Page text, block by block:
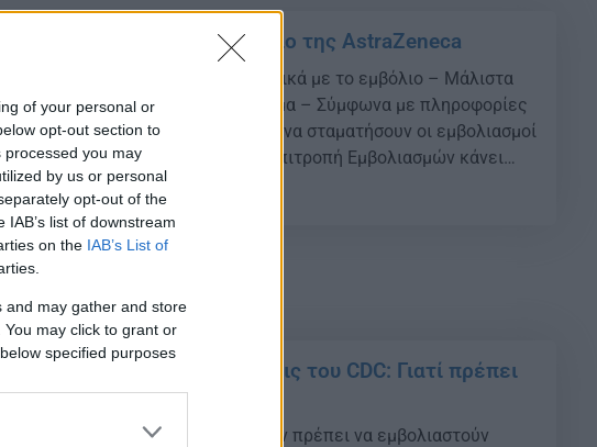
of your personal or
opt-out section to
you may
by us or personal
opt-out of the
list of downstream
on the IAB’s List of
and may gather and store
may click to grant or
specified purposes
εξελίξεις για το εμβόλιο της AstraZeneca
– Κορονοϊός: Εξελίξεις αναφορικά με το εμβόλιο – Μάλιστα
ΝΕΑ ανακοίνωση το απόγευμα – Σύμφωνα με πληροφορίες
Εμβολιασμού κάνει σύσταση να σταματήσουν οι εμβολιασμοί
σκεύασμα στους κάτω των 60 Η Επιτροπή Εμβολιασμών κάνει
να σταματήσουν οι εμβολιασμοί με το σκεύασμα της
στους κάτω των 60 ετών. Ωστόσο […]
2021 - 16:33
μαθητών – Συστάσεις του CDC: Γιατί πρέπει
τα παιδιά
Όλα τα παιδιά άνω των 12 ετών πρέπει να εμβολιαστούν